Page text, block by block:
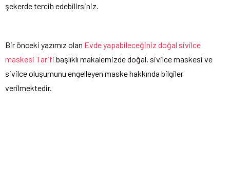
şekerde tercih edebilirsiniz.
Bir önceki yazımız olan Evde yapabileceğiniz doğal sivilce
maskesi Tarifi başlıklı makalemizde doğal, sivilce maskesi ve
sivilce oluşumunu engelleyen maske hakkında bilgiler
verilmektedir.